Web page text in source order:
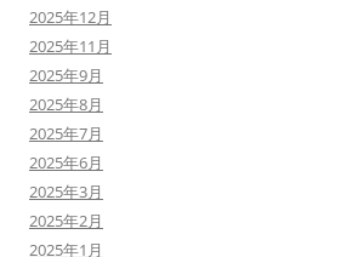
2025年12月
2025年11月
2025年9月
2025年8月
2025年7月
2025年6月
2025年3月
2025年2月
2025年1月